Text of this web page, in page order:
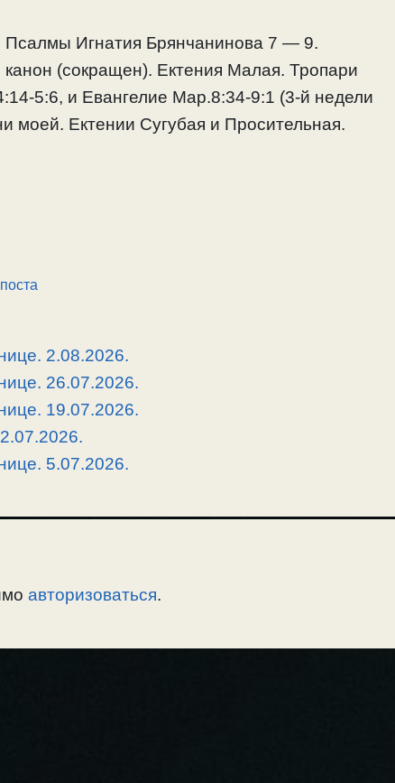
Псалмы Игнатия Брянчанинова 7 — 9.
(сокращен). Ектения Малая. Тропари
5:6, и Евангелие Мар.8:34-9:1 (3-й недели
моей. Ектении Сугубая и Просительная.
2.08.2026.
26.07.2026.
19.07.2026.
5.07.2026.
авторизоваться.